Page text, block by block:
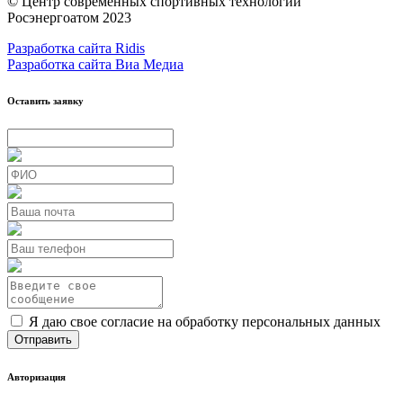
Росэнергоатом 2023
Разработка сайта Ridis
Разработка сайта Виа Медиа
Оставить заявку
Я даю свое согласие на обработку персональных данных
Авторизация